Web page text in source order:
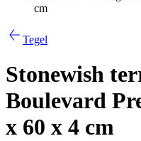
cm
Tegel
Stonewish
Boulevard
x 60 x 4 cm